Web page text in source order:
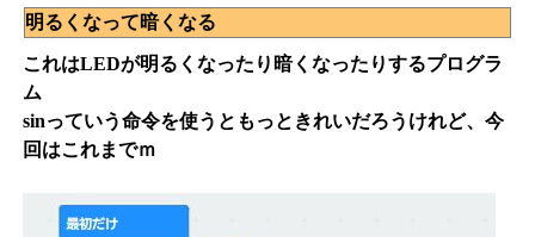
明るくなって暗くなる
これはLEDが明るくなったり暗くなったりするプログラ
ム
sinっていう命令を使うともっときれいだろうけれど、今
回はこれまでｍ